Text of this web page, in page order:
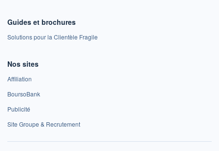
Guides et brochures
Solutions pour la Clientèle Fragile
Nos sites
Affiliation
BoursoBank
Publicité
Site Groupe & Recrutement